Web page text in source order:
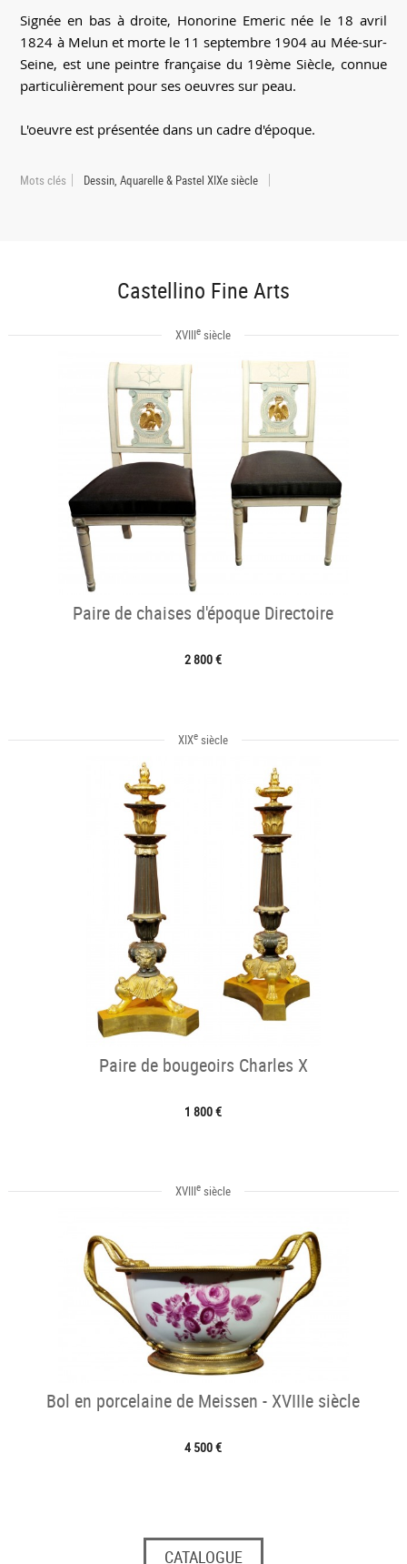
Signée en bas à droite, Honorine Emeric née le 18 avril
1824 à Melun et morte le 11 septembre 1904 au Mée-sur-
Seine, est une peintre française du 19ème Siècle, connue
particulièrement pour ses oeuvres sur peau.
L'oeuvre est présentée dans un cadre d'époque.
Mots clés Dessin, Aquarelle & Pastel XIXe siècle
Castellino Fine Arts
XVIIIe siècle
Paire de chaises d'époque Directoire
2 800 €
XIXe siècle
Paire de bougeoirs Charles X
1 800 €
XVIIIe siècle
Bol en porcelaine de Meissen - XVIIIe siècle
4 500 €
CATALOGUE